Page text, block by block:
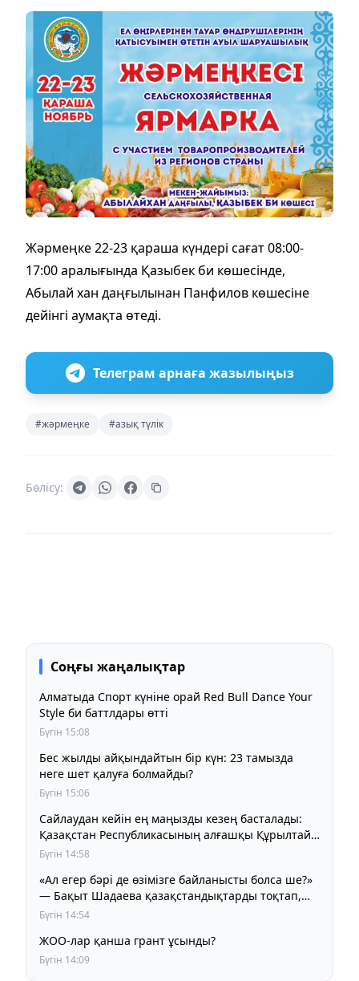
Жәрмеңке 22-23 қараша күндері сағат 08:00-
17:00 аралығында Қазыбек би көшесінде,
Абылай хан даңғылынан Панфилов көшесіне
дейінгі аумақта өтеді.
Телеграм арнаға жазылыңыз
#жәрмеңке #азық түлік
Бөлісу:
Соңғы жаңалықтар
Алматыда Спорт күніне орай Red Bull Dance Your
Style би баттлдары өтті
Бүгін 15:08
Бес жылды айқындайтын бір күн: 23 тамызда
неге шет қалуға болмайды?
Бүгін 15:06
Сайлаудан кейін ең маңызды кезең басталады:
Қазақстан Республикасының алғашқы Құрылтайы
қалай жұмыс істейді?
Бүгін 14:58
«Ал егер бәрі де өзімізге байланысты болса ше?»
— Бақыт Шадаева қазақстандықтарды тоқтап,
ойлануға шақырды
Бүгін 14:54
ЖОО-лар қанша грант ұсынды?
Бүгін 14:09